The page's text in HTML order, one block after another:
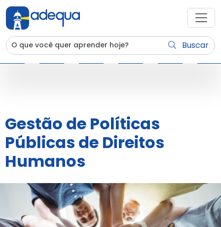
Buscar
Gestão de Políticas
Públicas de Direitos
Humanos